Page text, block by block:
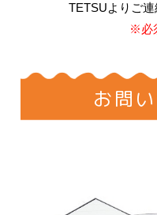
TETSUよりご連
※必
お問